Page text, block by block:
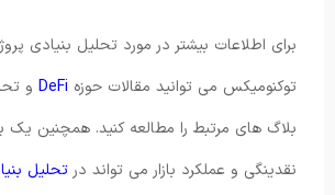
برای اطلاعات بیشتر در مورد تحلیل بنیادی
توکنومیکس می توانید مقالات حوزه DeFi و
بلاگ های مرتبط را مطالعه کنید. همچنین یک
نقدینگی و عملکرد بازار می تواند در تحلیل